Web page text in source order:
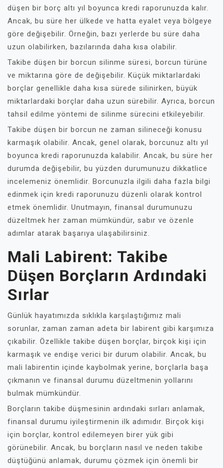
düşen bir borç altı yıl boyunca kredi raporunuzda kalır.
Ancak, bu süre her ülkede ve hatta eyalet veya bölgeye
göre değişebilir. Örneğin, bazı yerlerde bu süre daha
uzun olabilirken, bazılarında daha kısa olabilir.
Takibe düşen bir borcun silinme süresi, borcun türüne
ve miktarına göre de değişebilir. Küçük miktarlardaki
borçlar genellikle daha kısa sürede silinirken, büyük
miktarlardaki borçlar daha uzun sürebilir. Ayrıca, borcun
tahsil edilme yöntemi de silinme sürecini etkileyebilir.
Takibe düşen bir borcun ne zaman silineceği konusu
karmaşık olabilir. Ancak, genel olarak, borcunuz altı yıl
boyunca kredi raporunuzda kalabilir. Ancak, bu süre her
durumda değişebilir, bu yüzden durumunuzu dikkatlice
incelemeniz önemlidir. Borcunuzla ilgili daha fazla bilgi
edinmek için kredi raporunuzu düzenli olarak kontrol
etmek önemlidir. Unutmayın, finansal durumunuzu
düzeltmek her zaman mümkündür, sabır ve özenle
adımlar atarak başarıya ulaşabilirsiniz.
Mali Labirent: Takibe
Düşen Borçların Ardındaki
Sırlar
Günlük hayatımızda sıklıkla karşılaştığımız mali
sorunlar, zaman zaman adeta bir labirent gibi karşımıza
çıkabilir. Özellikle takibe düşen borçlar, birçok kişi için
karmaşık ve endişe verici bir durum olabilir. Ancak, bu
mali labirentin içinde kaybolmak yerine, borçlarla başa
çıkmanın ve finansal durumu düzeltmenin yollarını
bulmak mümkündür.
Borçların takibe düşmesinin ardındaki sırları anlamak,
finansal durumu iyileştirmenin ilk adımıdır. Birçok kişi
için borçlar, kontrol edilemeyen birer yük gibi
görünebilir. Ancak, bu borçların nasıl ve neden takibe
düştüğünü anlamak, durumu çözmek için önemli bir